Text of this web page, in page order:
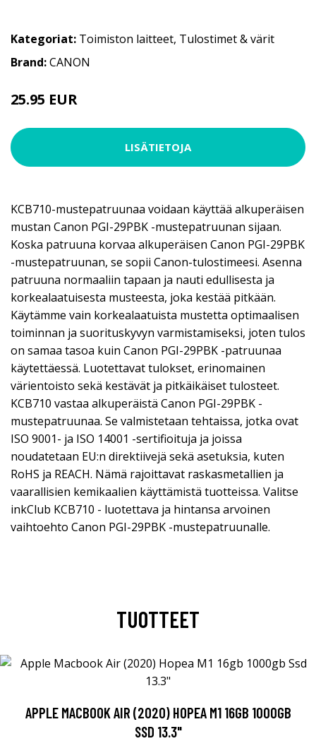
Kategoriat: Toimiston laitteet, Tulostimet & värit
Brand:CANON
25.95 EUR
LISÄTIETOJA
KCB710-mustepatruunaa voidaan käyttää alkuperäisen
mustan Canon PGI-29PBK -mustepatruunan sijaan.
Koska patruuna korvaa alkuperäisen Canon PGI-29PBK
-mustepatruunan, se sopii Canon-tulostimeesi. Asenna
patruuna normaaliin tapaan ja nauti edullisesta ja
korkealaatuisesta musteesta, joka kestää pitkään.
Käytämme vain korkealaatuista mustetta optimaalisen
toiminnan ja suorituskyvyn varmistamiseksi, joten tulos
on samaa tasoa kuin Canon PGI-29PBK -patruunaa
käytettäessä. Luotettavat tulokset, erinomainen
värientoisto sekä kestävät ja pitkäikäiset tulosteet.
KCB710 vastaa alkuperäistä Canon PGI-29PBK -
mustepatruunaa. Se valmistetaan tehtaissa, jotka ovat
ISO 9001- ja ISO 14001 -sertifioituja ja joissa
noudatetaan EU:n direktiivejä sekä asetuksia, kuten
RoHS ja REACH. Nämä rajoittavat raskasmetallien ja
vaarallisien kemikaalien käyttämistä tuotteissa. Valitse
inkClub KCB710 - luotettava ja hintansa arvoinen
vaihtoehto Canon PGI-29PBK -mustepatruunalle.
TUOTTEET
APPLE MACBOOK AIR (2020) HOPEA M1 16GB 1000GB
SSD 13.3"